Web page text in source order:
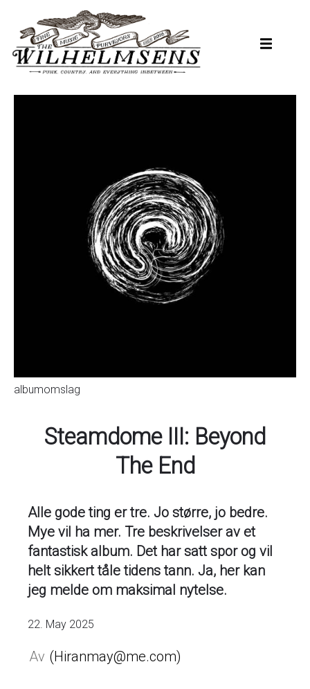
hovedinnhold
albumomslag
Steamdome III: Beyond
The End
Alle gode ting er tre. Jo større, jo bedre.
Mye vil ha mer. Tre beskrivelser av et
fantastisk album. Det har satt spor og vil
helt sikkert tåle tidens tann. Ja, her kan
jeg melde om maksimal nytelse.
22. May 2025
Hiranmay@me.com